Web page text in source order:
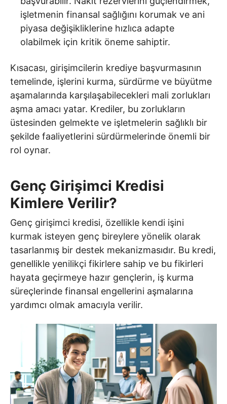
işletmenin finansal sağlığını korumak ve ani
piyasa değişikliklerine hızlıca adapte
olabilmek için kritik öneme sahiptir.
Kısacası, girişimcilerin krediye başvurmasının
temelinde, işlerini kurma, sürdürme ve büyütme
aşamalarında karşılaşabilecekleri mali zorlukları
aşma amacı yatar. Krediler, bu zorlukların
üstesinden gelmekte ve işletmelerin sağlıklı bir
şekilde faaliyetlerini sürdürmelerinde önemli bir
rol oynar.
Genç Girişimci Kredisi
Kimlere Verilir?
Genç girişimci kredisi, özellikle kendi işini
kurmak isteyen genç bireylere yönelik olarak
tasarlanmış bir destek mekanizmasıdır. Bu kredi,
genellikle yenilikçi fikirlere sahip ve bu fikirleri
hayata geçirmeye hazır gençlerin, iş kurma
süreçlerinde finansal engellerini aşmalarına
yardımcı olmak amacıyla verilir.